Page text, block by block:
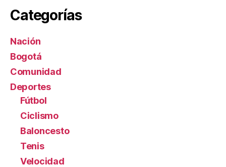
Categorías
Nación
Bogotá
Comunidad
Deportes
Fútbol
Ciclismo
Baloncesto
Tenis
Velocidad